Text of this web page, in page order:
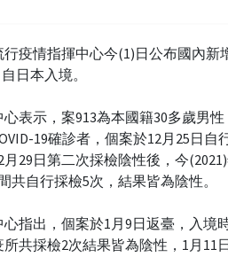
疫情指揮中心今(1)日公布國內新
日本入境。
心表示，案913為本國籍30多歲男
19確診者，個案於12月25日
月29日第二次採檢陰性後，今
共自行採檢5次，結果皆為陰性。
心指出，個案於1月9日返臺，入境
所共採檢2次結果皆為陰性，1月11